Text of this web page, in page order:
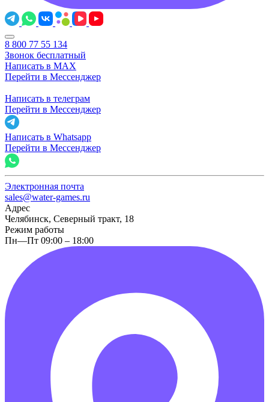
8 800 77 55 134
Звонок бесплатный
Написать в MAX
Перейти в Мессенджер
Написать в телеграм
Перейти в Мессенджер
Написать в Whatsapp
Перейти в Мессенджер
Электронная почта
sales@water-games.ru
Адрес
Челябинск, Северный тракт, 18
Режим работы
Пн—Пт 09:00 – 18:00